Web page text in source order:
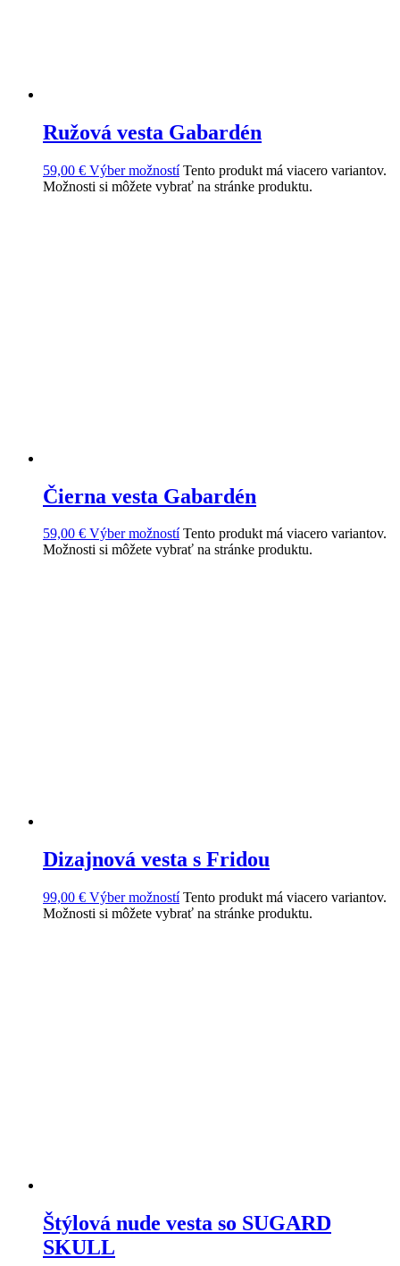
Ružová vesta Gabardén
59,00 € Výber možností Tento produkt má viacero variantov.
Možnosti si môžete vybrať na stránke produktu.
Čierna vesta Gabardén
59,00 € Výber možností Tento produkt má viacero variantov.
Možnosti si môžete vybrať na stránke produktu.
Dizajnová vesta s Fridou
99,00 € Výber možností Tento produkt má viacero variantov.
Možnosti si môžete vybrať na stránke produktu.
Štýlová nude vesta so SUGARD
SKULL